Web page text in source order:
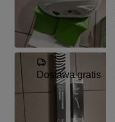
Dostawa gratis